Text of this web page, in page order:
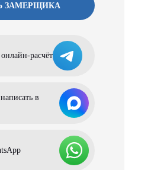
ЗАМЕРЩИКА
расчёт
в